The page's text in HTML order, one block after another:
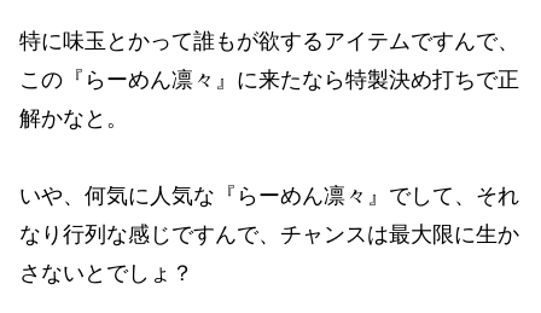
特に味玉とかって誰もが欲するアイテムですんで、
この『らーめん凛々』に来たなら特製決め打ちで正
解かなと。
いや、何気に人気な『らーめん凛々』でして、それ
なり行列な感じですんで、チャンスは最大限に生か
さないとでしょ？